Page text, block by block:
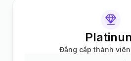
Đẳng cấp thành